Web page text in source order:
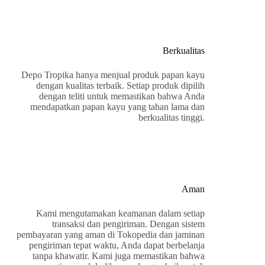
Berkualitas
Depo Tropika hanya menjual produk papan kayu
dengan kualitas terbaik. Setiap produk dipilih
dengan teliti untuk memastikan bahwa Anda
mendapatkan papan kayu yang tahan lama dan
berkualitas tinggi.
Aman
Kami mengutamakan keamanan dalam setiap
transaksi dan pengiriman. Dengan sistem
pembayaran yang aman di Tokopedia dan jaminan
pengiriman tepat waktu, Anda dapat berbelanja
tanpa khawatir. Kami juga memastikan bahwa